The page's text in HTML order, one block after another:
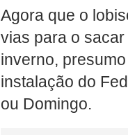
Agora que o
vias para o
inverno,
instalação do
ou Domingo.